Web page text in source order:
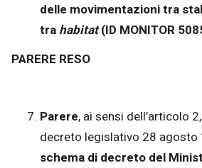
delle movimentazioni tra
tra habitat(ID MONITOR
PARERE RESO
Parere, ai sensi dell’articolo
decreto legislativo 28 agosto
schema di decreto del